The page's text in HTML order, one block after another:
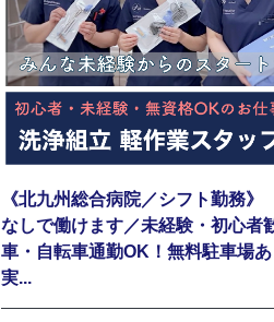
《北九州総合病院／シフト勤務》
なしで働けます／未経験・初心者
車・自転車通勤OK！無料駐車場
実...